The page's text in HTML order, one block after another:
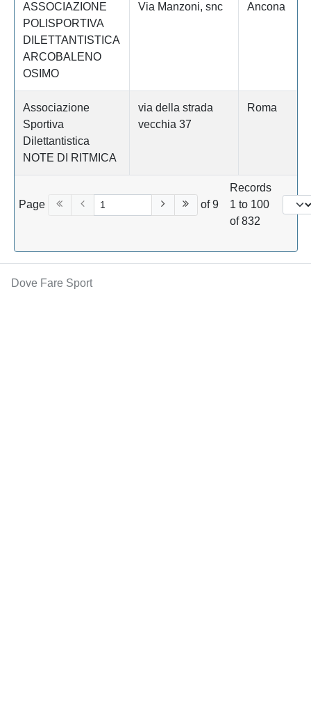
ASSOCIAZIONE
POLISPORTIVA
DILETTANTISTICA
ARCOBALENO
OSIMO
Via Manzoni, snc Ancona
Associazione
Sportiva
Dilettantistica
NOTE DI RITMICA
via della strada
vecchia 37
Roma
Page of 9
Records
1 to 100
of 832
Dove Fare Sport